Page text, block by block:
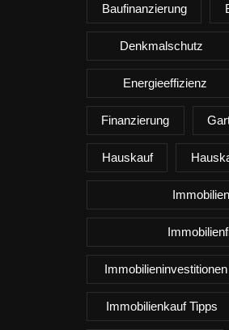
Baufinanzierung
Denkmalschutz
Energieeffizienz
Finanzierung
Hauskauf
Immobilieninvestitionen
Immobilienkauf Tipps